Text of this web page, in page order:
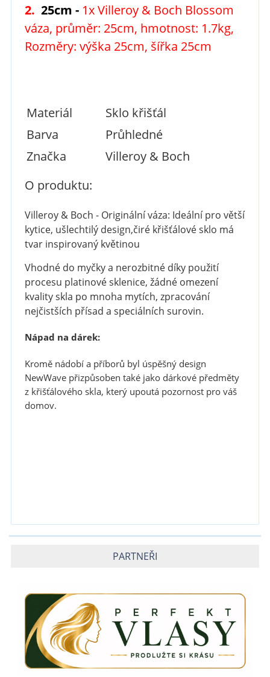
2. 25cm - 1x Villeroy & Boch Blossom
váza, průměr: 25cm, hmotnost: 1.7kg,
Rozměry: výška 25cm, šířka 25cm
Materiál
Sklo křišťál
Barva
Průhledné
Značka
Villeroy & Boch
O produktu:
Villeroy & Boch - Originální váza: Ideální pro větší
kytice, ušlechtilý design,čiré křišťálové sklo má
tvar inspirovaný květinou
Vhodné do myčky a nerozbitné díky použití
procesu platinové sklenice, žádné omezení
kvality skla po mnoha mytích, zpracování
nejčistších přísad a speciálních surovin.
Nápad na dárek:
Kromě nádobí a příborů byl úspěšný design
NewWave přizpůsoben také jako dárkové předměty
z křišťálového skla, který upoutá pozornost pro váš
domov.
PARTNEŘI